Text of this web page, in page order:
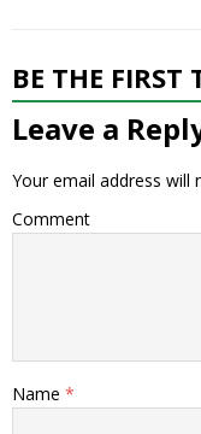
BE THE FIRST
Leave a
Your email address will
Comment
Name *